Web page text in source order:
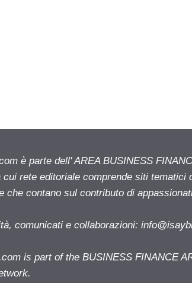
è parte dell' AREA BUSINESS
cui rete editoriale comprende siti tematici
che contano sul contributo di
comunicati e collaborazioni:
is part of the BUSINESS FINANCE
network.